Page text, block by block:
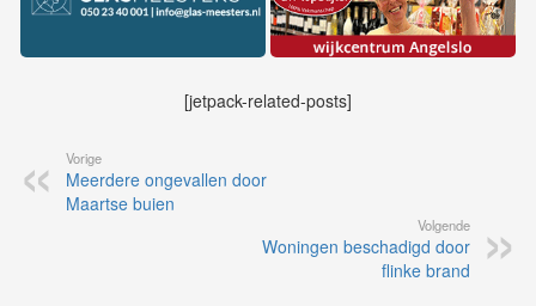
[jetpack-related-posts]
Vorige
Meerdere ongevallen door
Maartse buien
Volgende
Woningen beschadigd door
flinke brand